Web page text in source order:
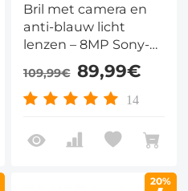
Bril met camera en
anti-blauw licht
lenzen – 8MP Sony-
sensor, 1080P video,
WiFi & AI-vertaling in
26 talen – smart
gebruik
109,99€ 89,99€
14
20%